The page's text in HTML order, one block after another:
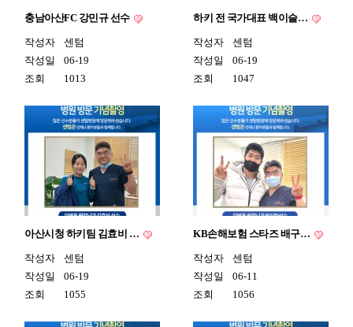
충남아산FC 강민규 선수
작성자
센텀
작성일
06-19
조회
1013
하키 전 국가대표 백이슬…
작성자
센텀
작성일
06-19
조회
1047
아산시청 하키팀 김효비 …
작성자
센텀
작성일
06-19
조회
1055
KB손해보험 스타즈 배구…
작성자
센텀
작성일
06-11
조회
1056